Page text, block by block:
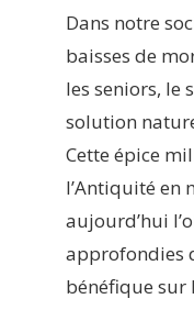
Dans notre
baisses de
les seniors, le
solution
Cette épice
l’Antiquité en
aujourd’hui
approfondies
bénéfique sur